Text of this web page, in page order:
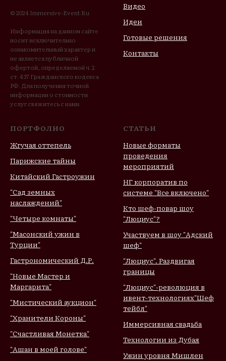
© 2024 Immersive-Event.Ru
Информация на данном сайте
носит исключительно
ознакомительный характер и
не является публичной
офертой, определяемой ч. 2
ст. 437 Гражданского кодекса
РФ. Для получения точной
информации о стоимости
услуг свяжитесь с нами.
Видео
Идеи
Готовые решения
Контакты
ПОРТФОЛИО
Жгучая оттепель
Парижские тайны
Китайский Гастроужин
"Сад земных
наслаждений"
"Четыре комнаты"
"Масонский ужин в
Турции"
Гастрономический Д.Р.
"Новые Мастер и
Маргарита"
"Мистический аукцион"
"Хранители Короны"
"Счастливая Монетка"
"Ашан в моей голове"
СТАТЬИ
Новые форматы
проведения
мероприятий
НГ корпоратив по
системе "Все включено"
Кто шеф-повар шоу
"Люциус"?
Участвуем в шоу "Адский
шеф"
"Люциус". Раздвигая
границы
"Люциус"-революция в
ивент-технологиях"Шеф
тейбл"
Иммерсивная свадьба
Технологии из Дубая
Ужин уровня Мишлен